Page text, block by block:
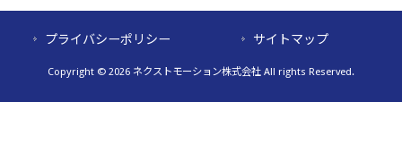
プライバシーポリシー サイトマップ
Copyright © 2026 ネクストモーション株式会社 All rights Reserved.